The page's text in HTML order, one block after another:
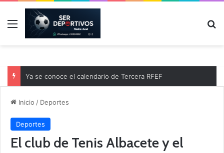
Menú
Ya se conoce el calendario de Tercera RFEF
Inicio / Deportes
Deportes
El club de Tenis Albacete y el